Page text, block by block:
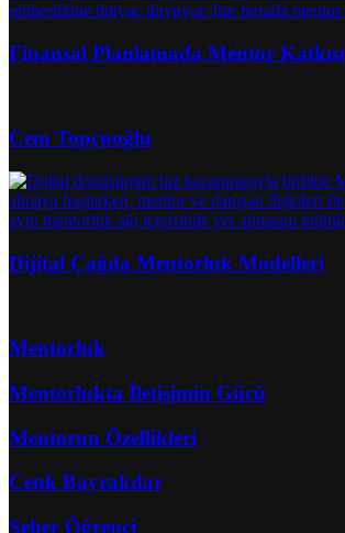
Finansal Planlamada Mentor Katkısı
Cem Topçuoğlu
Dijital Çağda Mentorluk Modelleri
Mentorluk
Mentorlukta İletişimin Gücü
Mentorun Özellikleri
Cenk Bayrakdar
Seher Öğrenci